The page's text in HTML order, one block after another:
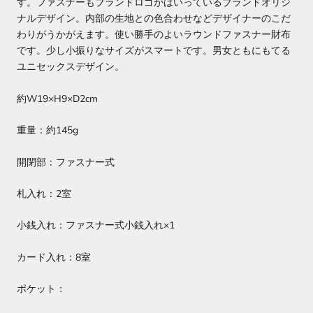
す。ファスナーもブランドロゴがはいっているブランドオリジ
ナルデザイン。内部の生地との色合わせなどデザイナーのこだ
わりがうかがえます。使い勝手のよいラウンドファスナー財布
です。少し小振りなサイズがスマートです。男女ともにもてる
ユニセックスデザイン。
約W19×H9×D2cm
重量：約145g
開閉部：ファスナー式
札入れ：2室
小銭入れ：ファスナー式小銭入れ×1
カード入れ：8室
ポケット：